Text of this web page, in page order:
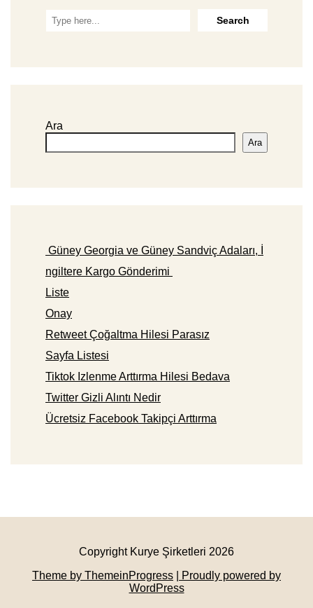
Ara
Ara
Güney Georgia ve Güney Sandviç Adaları, İ
ngiltere Kargo Gönderimi
Liste
Onay
Retweet Çoğaltma Hilesi Parasız
Sayfa Listesi
Tiktok Izlenme Arttırma Hilesi Bedava
Twitter Gizli Alıntı Nedir
Ücretsiz Facebook Takipçi Arttırma
Copyright Kurye Şirketleri 2026
Theme by ThemeinProgress
| Proudly powered by
WordPress